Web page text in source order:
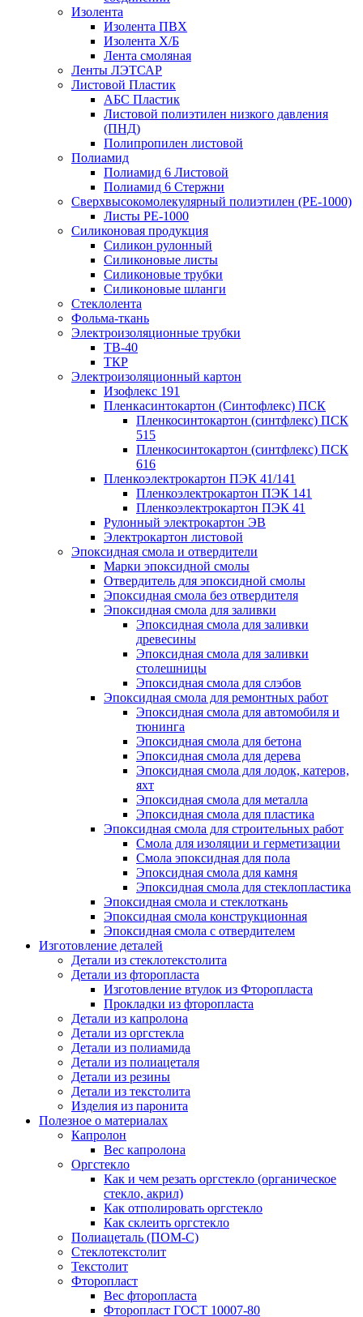
Изолента
Изолента ПВХ
Изолента Х/Б
Лента смоляная
Ленты ЛЭТСАР
Листовой Пластик
АБС Пластик
Листовой полиэтилен низкого давления
(ПНД)
Полипропилен листовой
Полиамид
Полиамид 6 Листовой
Полиамид 6 Стержни
Сверхвысокомолекулярный полиэтилен (PE-1000)
Листы РЕ-1000
Силиконовая продукция
Силикон рулонный
Силиконовые листы
Силиконовые трубки
Силиконовые шланги
Стеклолента
Фольма-ткань
Электроизоляционные трубки
ТВ-40
ТКР
Электроизоляционный картон
Изофлекс 191
Пленкасинтокартон (Синтофлекс) ПСК
Пленкосинтокартон (синтфлекс) ПСК
515
Пленкосинтокартон (синтфлекс) ПСК
616
Пленкоэлектрокартон ПЭК 41/141
Пленкоэлектрокартон ПЭК 141
Пленкоэлектрокартон ПЭК 41
Рулонный электрокартон ЭВ
Электрокартон листовой
Эпоксидная смола и отвердители
Марки эпоксидной смолы
Отвердитель для эпоксидной смолы
Эпоксидная смола без отвердителя
Эпоксидная смола для заливки
Эпоксидная смола для заливки
древесины
Эпоксидная смола для заливки
столешницы
Эпоксидная смола для слэбов
Эпоксидная смола для ремонтных работ
Эпоксидная смола для автомобиля и
тюнинга
Эпоксидная смола для бетона
Эпоксидная смола для дерева
Эпоксидная смола для лодок, катеров,
яхт
Эпоксидная смола для металла
Эпоксидная смола для пластика
Эпоксидная смола для строительных работ
Смола для изоляции и герметизации
Смола эпоксидная для пола
Эпоксидная смола для камня
Эпоксидная смола для стеклопластика
Эпоксидная смола и стеклоткань
Эпоксидная смола конструкционная
Эпоксидная смола с отвердителем
Изготовление деталей
Детали из стеклотекстолита
Детали из фторопласта
Изготовление втулок из Фторопласта
Прокладки из фторопласта
Детали из капролона
Детали из оргстекла
Детали из полиамида
Детали из полиацеталя
Детали из резины
Детали из текстолита
Изделия из паронита
Полезное о материалах
Капролон
Вес капролона
Оргстекло
Как и чем резать оргстекло (органическое
стекло, акрил)
Как отполировать оргстекло
Как склеить оргстекло
Полиацеталь (ПОМ-С)
Стеклотекстолит
Текстолит
Фторопласт
Вес фторопласта
Фторопласт ГОСТ 10007-80